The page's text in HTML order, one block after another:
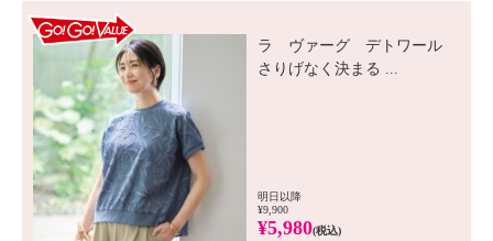
ラ ヴァーグ デトワール
さりげなく決まる ...
明日以降
¥9,900
¥5,980(税込)